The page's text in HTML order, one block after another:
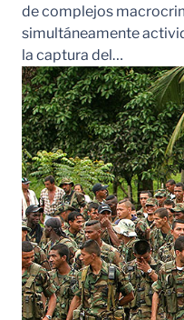
de complejos
simultáneamente
la captura del…